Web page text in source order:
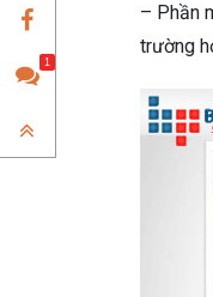
– Phần
trường
1